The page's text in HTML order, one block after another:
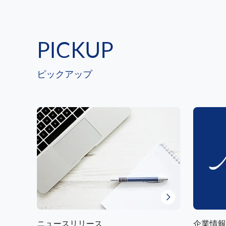
PICKUP
ピックアップ
ニュースリリース 企業情報